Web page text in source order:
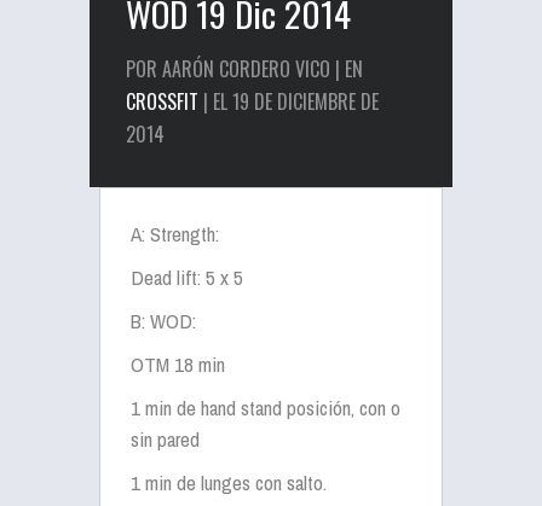
WOD 19 Dic 2014
POR AARÓN CORDERO VICO | EN
CROSSFIT | EL 19 DE DICIEMBRE DE
2014
A: Strength:
Dead lift: 5 x 5
B: WOD:
OTM 18 min
1 min de hand stand posición, con o
sin pared
1 min de lunges con salto.